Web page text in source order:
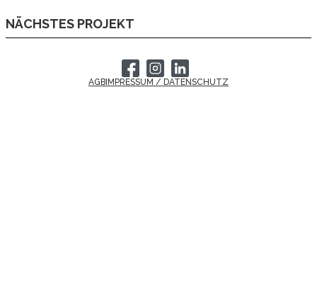
NÄCHSTES PROJEKT
AGBIMPRESSUM / DATENSCHUTZ